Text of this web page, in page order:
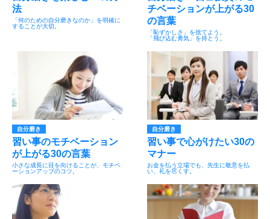
法
「何のための自分磨きなのか」を明確に
することが大切。
チベーションが上がる30
の言葉
「恥ずかしさ」を捨てよう。
「飛び込む勇気」を持とう。
自分磨き
習い事のモチベーション
が上がる30の言葉
小さな成長に目を向けることが、モチベ
ーションアップのコツ。
自分磨き
習い事で心がけたい30の
マナー
お金を払う立場でも、先生に敬意を払
い、礼を尽くす。